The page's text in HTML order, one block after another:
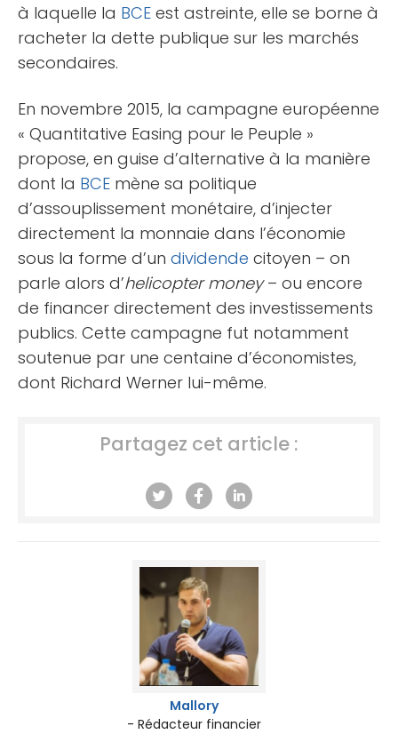
à laquelle la BCE est astreinte, elle se borne à
racheter la dette publique sur les marchés
secondaires.
En novembre 2015, la campagne européenne
« Quantitative Easing pour le Peuple »
propose, en guise d’alternative à la manière
dont la BCE mène sa politique
d’assouplissement monétaire, d’injecter
directement la monnaie dans l’économie
sous la forme d’un dividende citoyen – on
parle alors d’helicopter money– ou encore
de financer directement des investissements
publics. Cette campagne fut notamment
soutenue par une centaine d’économistes,
dont Richard Werner lui-même.
Partagez cet article :
Mallory
- Rédacteur financier